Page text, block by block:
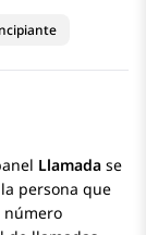
Llamada se
persona que
número